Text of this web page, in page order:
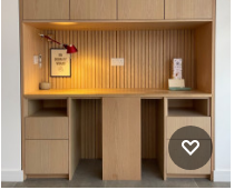
beige väggar, laminatgolv, ett
fristående skrivbord och
brunt golv